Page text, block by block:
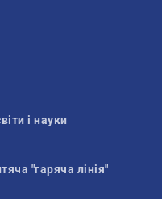
і науки
"гаряча лінія"